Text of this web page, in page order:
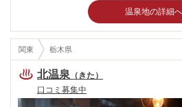
温泉地の詳細へ
関東 栃木県
北温泉 （ きた ）
口コミ募集中